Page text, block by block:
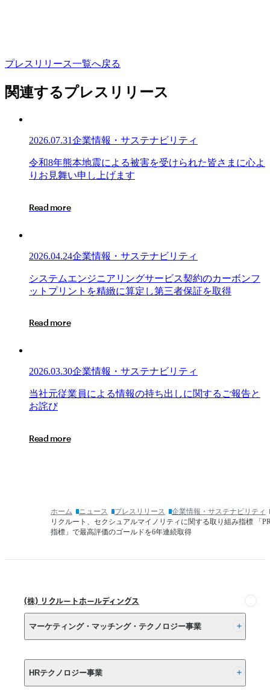
プレス リ リ ース一覧へ戻る
関連するプレスリリース
2026.07.31企業情報・サステナビリティ
令
和
熊
に
よ
を
れ
た
皆
さ
に
す
令和8年熊本地震に よ る被害を受けられた皆さ ま に心よ
り お 見舞い申 し 上げま す
Read more
2026.04.24企業情報・サステナビリティ
シ
ス
エ
ニ
ア
リ
ン
ー
プ
ン
を
精
システ ムエンジニア リ ングサー ビス契約のカーボンフ
ッ ト プリ ン ト を精緻に算定 し第三者保証を取得
Read more
2026.03.30企業情報・サステナビリティ
当
社
業
ち
に
す
報
告
と
当社元従業 員によ る情報の持ち出 しに関する ご報告と
お詫び
Read more
ホーム ニュース プレスリリース
企業情報・サステナビリティ
リクルート、セクシュアルマイノリティに関する取り組み指標 「
指標」で最高評価のゴールドを6年連続取得
(株) リクルートホールディングス
マーケティング・マッチング・テクノロジー事業
(株) リクルート
HRテクノロジー事業